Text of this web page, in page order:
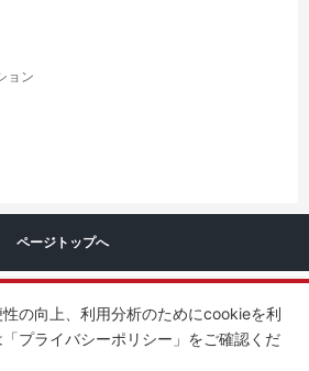
ョン
ページトップへ
の向上、利用分析のためにcookieを利
プライバシーポリシー」をご確認くだ